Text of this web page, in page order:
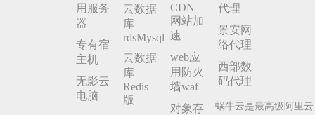
用服务
器
专有宿
主机
无影云
电脑
云数据
库
rdsMysql
云数据
库
Redis
版
CDN
网站加
速
web应
用防火
墙waf
对象存
代理
景安网
络代理
西部数
码代理
蜗牛云是最高级阿里云